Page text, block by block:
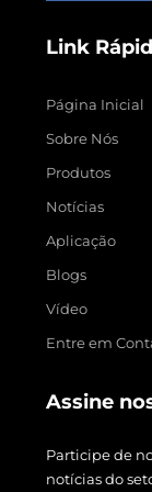
Link
Página Inicial
Sobre Nós
Produtos
Notícias
Aplicação
Blogs
Vídeo
Entre em
Assine
Participe de
notícias do